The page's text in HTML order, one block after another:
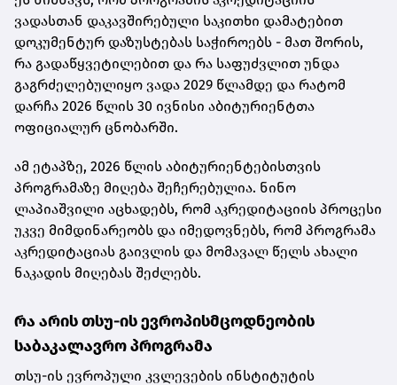
ვადასთან დაკავშირებული საკითხი დამატებით
დოკუმენტურ დაზუსტებას საჭიროებს - მათ შორის,
რა გადაწყვეტილებით და რა საფუძვლით უნდა
გაგრძელებულიყო ვადა 2029 წლამდე და რატომ
დარჩა 2026 წლის 30 ივნისი აბიტურიენტთა
ოფიციალურ ცნობარში.
ამ ეტაპზე, 2026 წლის აბიტურიენტებისთვის
პროგრამაზე მიღება შეჩერებულია. ნინო
ლაპიაშვილი აცხადებს, რომ აკრედიტაციის პროცესი
უკვე მიმდინარეობს და იმედოვნებს, რომ პროგრამა
აკრედიტაციას გაივლის და მომავალ წელს ახალი
ნაკადის მიღებას შეძლებს.
რა არის თსუ-ის ევროპისმცოდნეობის
საბაკალავრო პროგრამა
თსუ-ის ევროპული კვლევების ინსტიტუტის